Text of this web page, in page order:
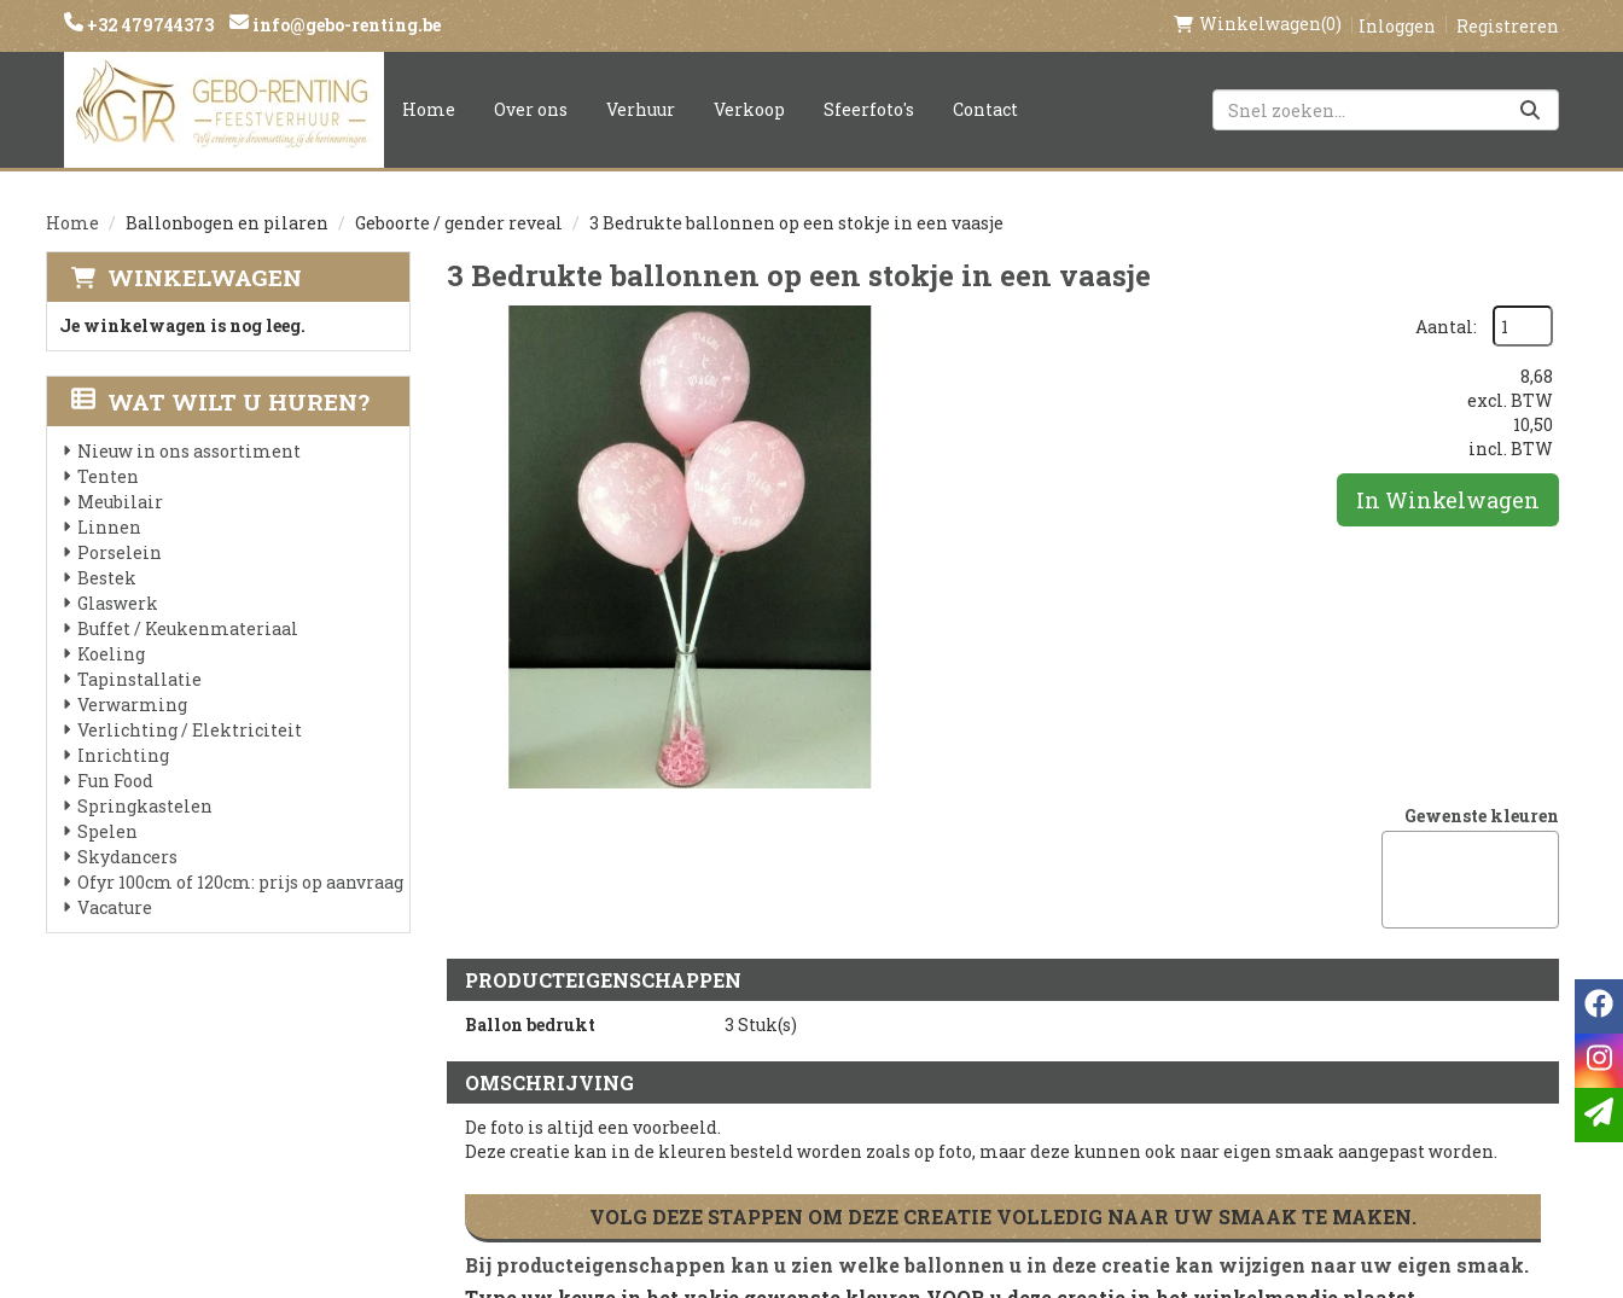
+32 479744373 info@gebo-renting.be Winkelwagen(0) Inloggen Registreren
Home Over ons Verhuur Verkoop Sfeerfoto's Contact
Home Ballonbogen en pilaren Geboorte / gender reveal 3 Bedrukte ballonnen op een stokje in een vaasje
WINKELWAGEN
Je winkelwagen is nog leeg.
WAT WILT U HUREN?
Nieuw in ons assortiment
Tenten
Meubilair
Linnen
Porselein
Bestek
Glaswerk
Buffet / Keukenmateriaal
Koeling
Tapinstallatie
Verwarming
Verlichting / Elektriciteit
Inrichting
Fun Food
Springkastelen
Spelen
Skydancers
Ofyr 100cm of 120cm: prijs op aanvraag
Vacature
3 Bedrukte ballonnen op een stokje in een vaasje
Aantal:
8,68
excl. BTW
10,50
incl. BTW
In Winkelwagen
Gewenste kleuren
PRODUCTEIGENSCHAPPEN
Ballon bedrukt 3 Stuk(s)
OMSCHRIJVING
De foto is altijd een voorbeeld.
Deze creatie kan in de kleuren besteld worden zoals op foto, maar deze kunnen ook naar eigen smaak aangepast worden.
VOLG DEZE STAPPEN OM DEZE CREATIE VOLLEDIG NAAR UW SMAAK TE MAKEN.
Bij producteigenschappen kan u zien welke ballonnen u in deze creatie kan wijzigen naar uw eigen smaak.